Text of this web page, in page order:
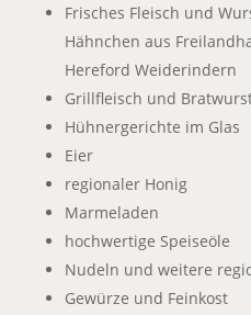
Frisches Fleisch und
Hähnchen aus
Hereford Weiderindern
Grillfleisch und
Hühnergerichte im Glas
Eier
regionaler Honig
Marmeladen
hochwertige Speiseöle
Nudeln und weitere
Gewürze und Feinkost